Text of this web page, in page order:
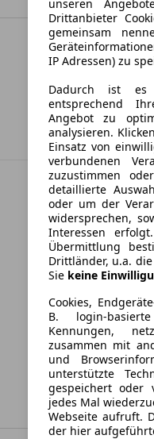
Leistung
Getriebe
Hubraum
Leergewicht
unseren
Drittanbieter
gemeinsam
IP Adressen) zu
Dadurch ist es
entsprechend
Angebot zu
analysieren.
Einsatz von
verbundenen
zuzustimmen
detaillierte
oder um der
widersprechen,
Interessen
Übermittlung
Drittländer, u.a. die
Sie keine
Cookies,
B. login-
Kennungen,
zusammen mit
und
unterstützte
gespeichert oder
jedes Mal
Webseite aufruft.
der hier